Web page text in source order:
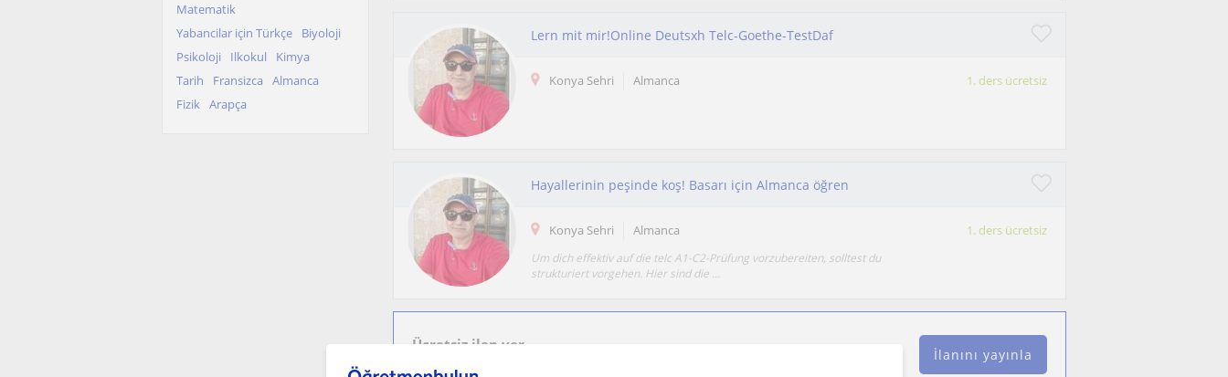
Matematik
Yabancilar için Türkçe
Biyoloji
Psikoloji
Ilkokul
Kimya
Tarih
Fransizca
Almanca
Fizik Arapça
Lern mit mir!Online Deutsxh Telc-Goethe-TestDaf
Konya Sehri Almanca 1. ders ücretsiz
Hayallerinin peşinde koş! Basarı için Almanca öğren
Konya Sehri Almanca 1. ders ücretsiz
Um dich effektiv auf die telc A1-C2-Prüfung vorzubereiten, solltest du
strukturiert vorgehen. Hier sind die ...
Ücretsiz ilan ver
Ücretsiz bir ilan ver ve öğretmenlerin seninle iletişime geçmesini sağla
İlanını yayınla